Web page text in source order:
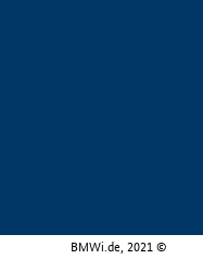
BMWi.de, 2021 ©